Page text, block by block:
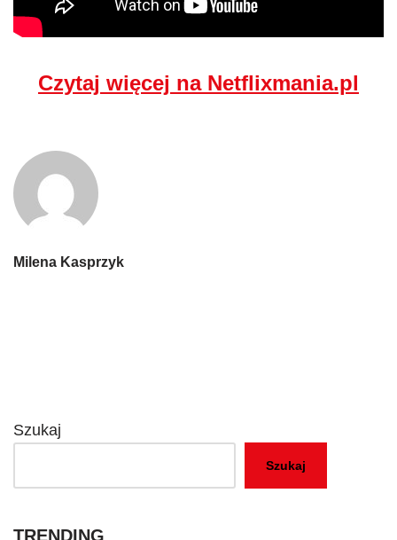
Czytaj więcej na Netflixmania.pl
Milena Kasprzyk
Szukaj
Szukaj
TRENDING